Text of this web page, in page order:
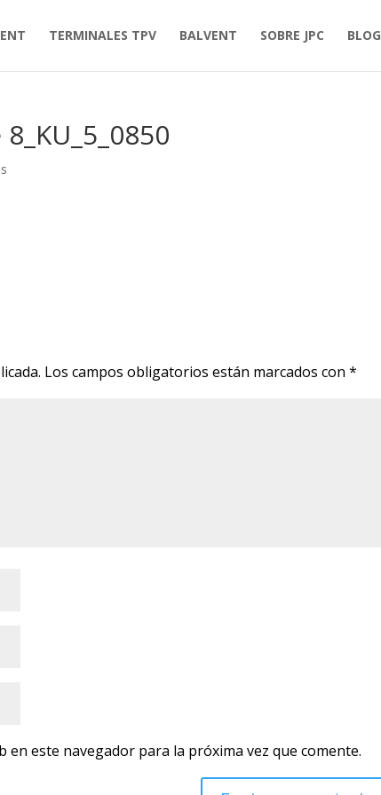
TERMINALES TPV BALVENT SOBRE JPC BLOG
Los campos obligatorios están marcados con*
este navegador para la próxima vez que comente.